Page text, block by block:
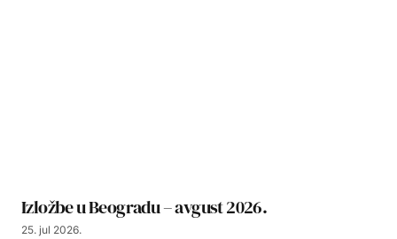
Izložbe u Beogradu – avgust 2026.
25. jul 2026.